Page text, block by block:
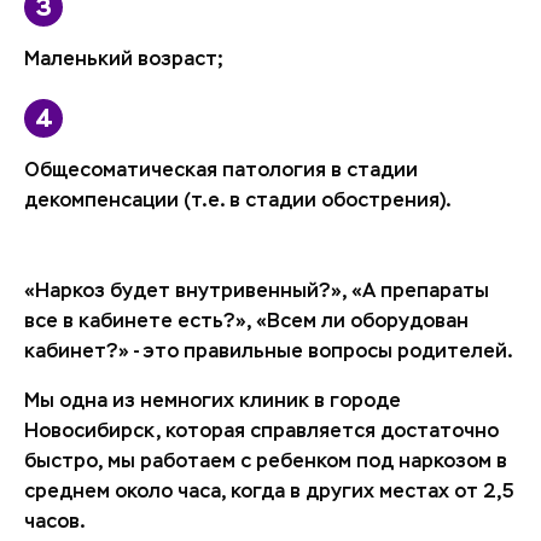
Маленький возраст;
Общесоматическая патология в стадии
декомпенсации (т.е. в стадии обострения).
«Наркоз будет внутривенный?», «А препараты
все в кабинете есть?», «Всем ли оборудован
кабинет?» - это правильные вопросы родителей.
Мы одна из немногих клиник в городе
Новосибирск, которая справляется достаточно
быстро, мы работаем с ребенком под наркозом в
среднем около часа, когда в других местах от 2,5
часов.